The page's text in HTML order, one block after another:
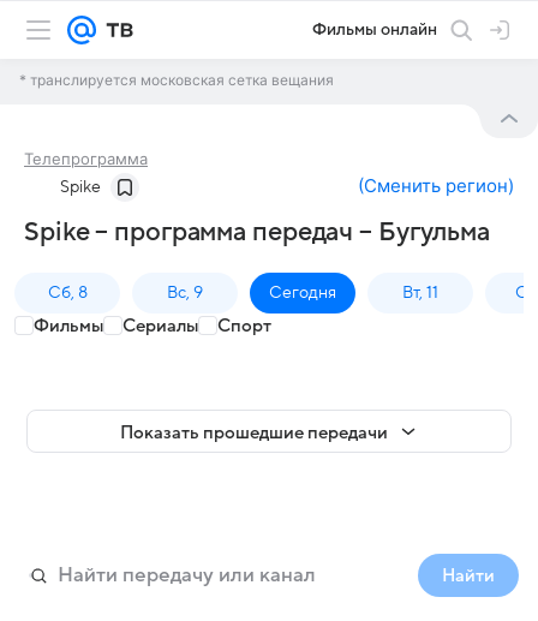
Фильмы онлайн
* транслируется московская сетка вещания
Телепрограмма
Spike (Сменить регион)
Spike – программа передач – Бугульма
Сб, 8 Вс, 9 Сегодня Вт, 11
Фильмы Сериалы Спорт
Показать прошедшие передачи
Найти